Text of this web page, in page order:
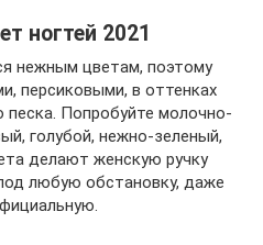
ногтей 2021
нежным цветам, поэтому
персиковыми, в оттенках
песка. Попробуйте молочно-
голубой, нежно-зеленый,
делают женскую ручку
любую обстановку, даже